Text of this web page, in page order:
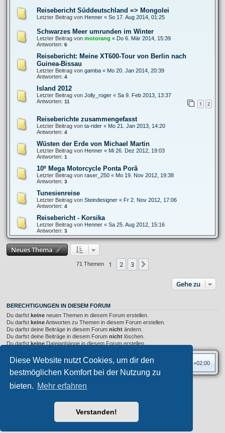
Diese Website nutzt Cookies, um dir den
bestmöglichen Komfort bei der Nutzung zu
bieten. Mehr erfahren
Verstanden!
Reisebericht Süddeutschland => Mongolei
Letzter Beitrag von Henner « So 17. Aug 2014, 01:25
Schwarzes Meer umrunden im Winter
Letzter Beitrag von motorang « Do 6. Mär 2014, 15:39
Antworten: 6
Reisebericht: Meine XT600-Tour von Berlin nach
Guinea-Bissau
Letzter Beitrag von gamba « Mo 20. Jan 2014, 20:39
Antworten: 4
Island 2012
Letzter Beitrag von Jolly_roger « Sa 9. Feb 2013, 13:37
Antworten: 11 1 2
Reiseberichte zusammengefasst
Letzter Beitrag von ta-rider « Mo 21. Jan 2013, 14:20
Antworten: 4
Wüsten der Erde von Michael Martin
Letzter Beitrag von Henner « Mi 26. Dez 2012, 19:03
Antworten: 1
10º Mega Motorcycle Ponta Porã
Letzter Beitrag von raser_250 « Mo 19. Nov 2012, 19:38
Antworten: 3
Tunesienreise
Letzter Beitrag von Steindesigner « Fr 2. Nov 2012, 17:06
Antworten: 4
Reisebericht - Korsika
Letzter Beitrag von Henner « Sa 25. Aug 2012, 15:16
Antworten: 3
Neues Thema
71 Themen 1 2 3
Gehe zu
BERECHTIGUNGEN IN DIESEM FORUM
Du darfst keine neuen Themen in diesem Forum erstellen.
Du darfst keineAntworten zu Themen in diesem Forum erstellen.
Du darfst deine Beiträge in diesem Forum nicht ändern.
Du darfst deine Beiträge in diesem Forum nicht löschen.
Du darfst keine Dateianhänge in diesem Forum erstellen.
Foren-Übersicht Alle Zeiten sind UTC+02:00
Privates Forum ©